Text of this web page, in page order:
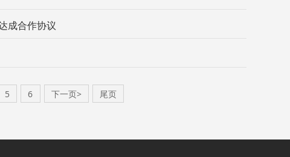
成合作协议
5 6 下一页> 尾页